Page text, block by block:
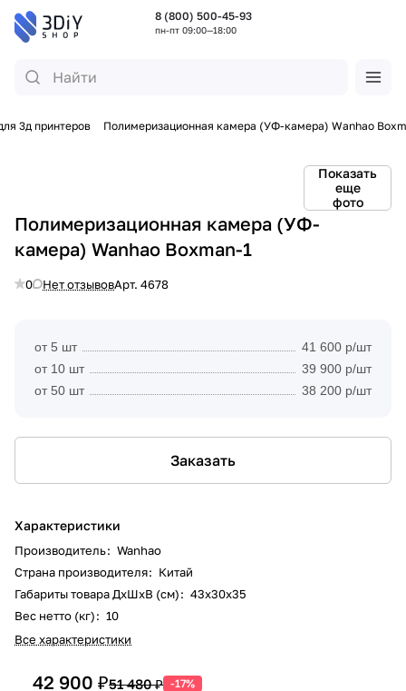
8 (800) 500-45-93
пн-пт 09:00—18:00
3д принтеров Полимеризационная камера (УФ-камера) Wanhao
Показать
еще
фото
Полимеризационная камера (УФ-
камера) Wanhao Boxman-1
0 Нет отзывовАрт. 4678
от 5 шт
41 600 р/шт
от 10 шт
39 900 р/шт
от 50 шт
38 200 р/шт
Заказать
Характеристики
Производитель: Wanhao
Страна производителя: Китай
Габариты товара ДxШxВ (см): 43x30x35
Вес нетто (кг): 10
Все характеристики
42 900 ₽51 480 ₽ -17%